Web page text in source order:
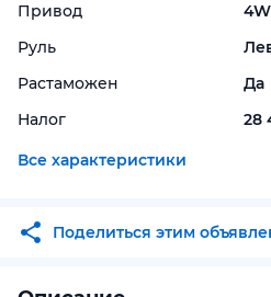
Привод
Руль
Растаможен
Да
Налог
28
Все характеристики
Поделиться этим